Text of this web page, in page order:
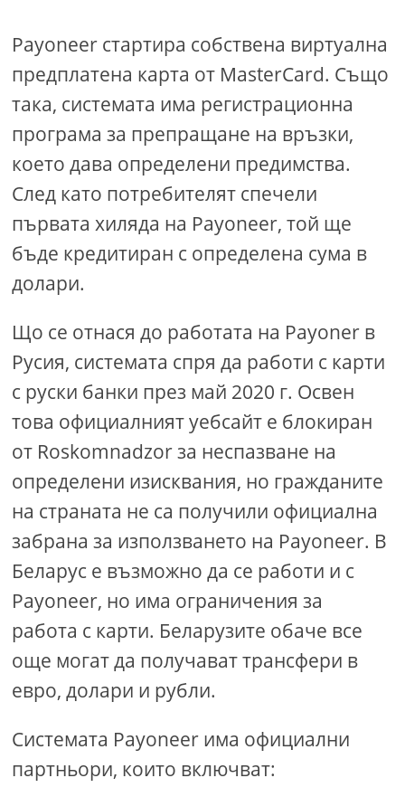
Payoneer стартира собствена виртуална
предплатена карта от MasterCard. Също
така, системата има регистрационна
програма за препращане на връзки,
което дава определени предимства.
След като потребителят спечели
първата хиляда на Payoneer, той ще
бъде кредитиран с определена сума в
долари.
Що се отнася до работата на Payoner в
Русия, системата спря да работи с карти
с руски банки през май 2020 г. Освен
това официалният уебсайт е блокиран
от Roskomnadzor за неспазване на
определени изисквания, но гражданите
на страната не са получили официална
забрана за използването на Payoneer. В
Беларус е възможно да се работи и с
Payoneer, но има ограничения за
работа с карти. Беларузите обаче все
още могат да получават трансфери в
евро, долари и рубли.
Системата Payoneer има официални
партньори, които включват: